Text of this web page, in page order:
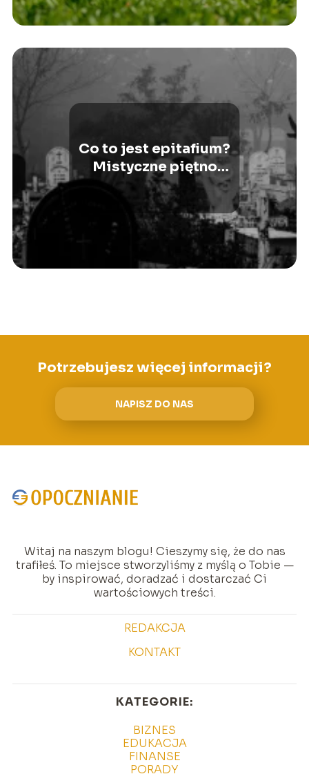
Co to jest epitafium?
Mistyczne piętno
przemijającego życia
Potrzebujesz więcej informacji?
NAPISZ DO NAS
Witaj na naszym blogu! Cieszymy się, że do nas
trafiłeś. To miejsce stworzyliśmy z myślą o Tobie —
by inspirować, doradzać i dostarczać Ci
wartościowych treści.
REDAKCJA
KONTAKT
KATEGORIE:
BIZNES
EDUKACJA
FINANSE
PORADY